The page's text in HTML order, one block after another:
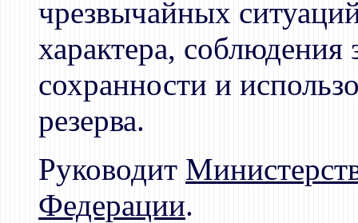
чрезвычайных
характера, соблюдения
сохранности и
резерва.
Руководит
Федерации.